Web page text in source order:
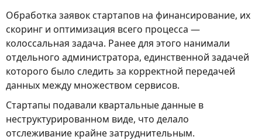
Обработка заявок стартапов на финансирование, их
скоринг и оптимизация всего процесса —
колоссальная задача. Ранее для этого нанимали
отдельного администратора, единственной задачей
которого было следить за корректной передачей
данных между множеством сервисов.
Стартапы подавали квартальные данные в
неструктурированном виде, что делало
отслеживание крайне затруднительным.